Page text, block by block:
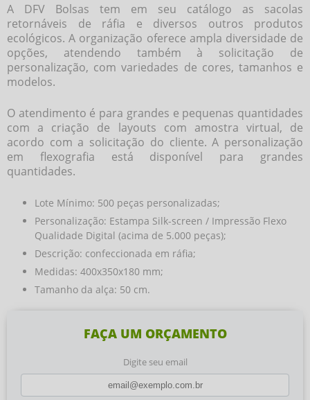
A DFV Bolsas tem em seu catálogo as sacolas
retornáveis de ráfia e diversos outros produtos
ecológicos. A organização oferece ampla diversidade de
opções, atendendo também à solicitação de
personalização, com variedades de cores, tamanhos e
modelos.
O atendimento é para grandes e pequenas quantidades
com a criação de layouts com amostra virtual, de
acordo com a solicitação do cliente. A personalização
em flexografia está disponível para grandes
quantidades.
Lote Mínimo: 500 peças personalizadas;
Personalização: Estampa Silk-screen / Impressão Flexo
Qualidade Digital (acima de 5.000 peças);
Descrição: confeccionada em ráfia;
Medidas: 400x350x180 mm;
Tamanho da alça: 50 cm.
FAÇA UM ORÇAMENTO
Digite seu email